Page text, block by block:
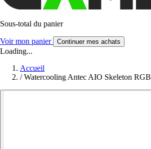
Sous-total du panier
Voir mon panier Continuer mes achats
Loading...
Accueil
/ Watercooling Antec AIO Skeleton RGB